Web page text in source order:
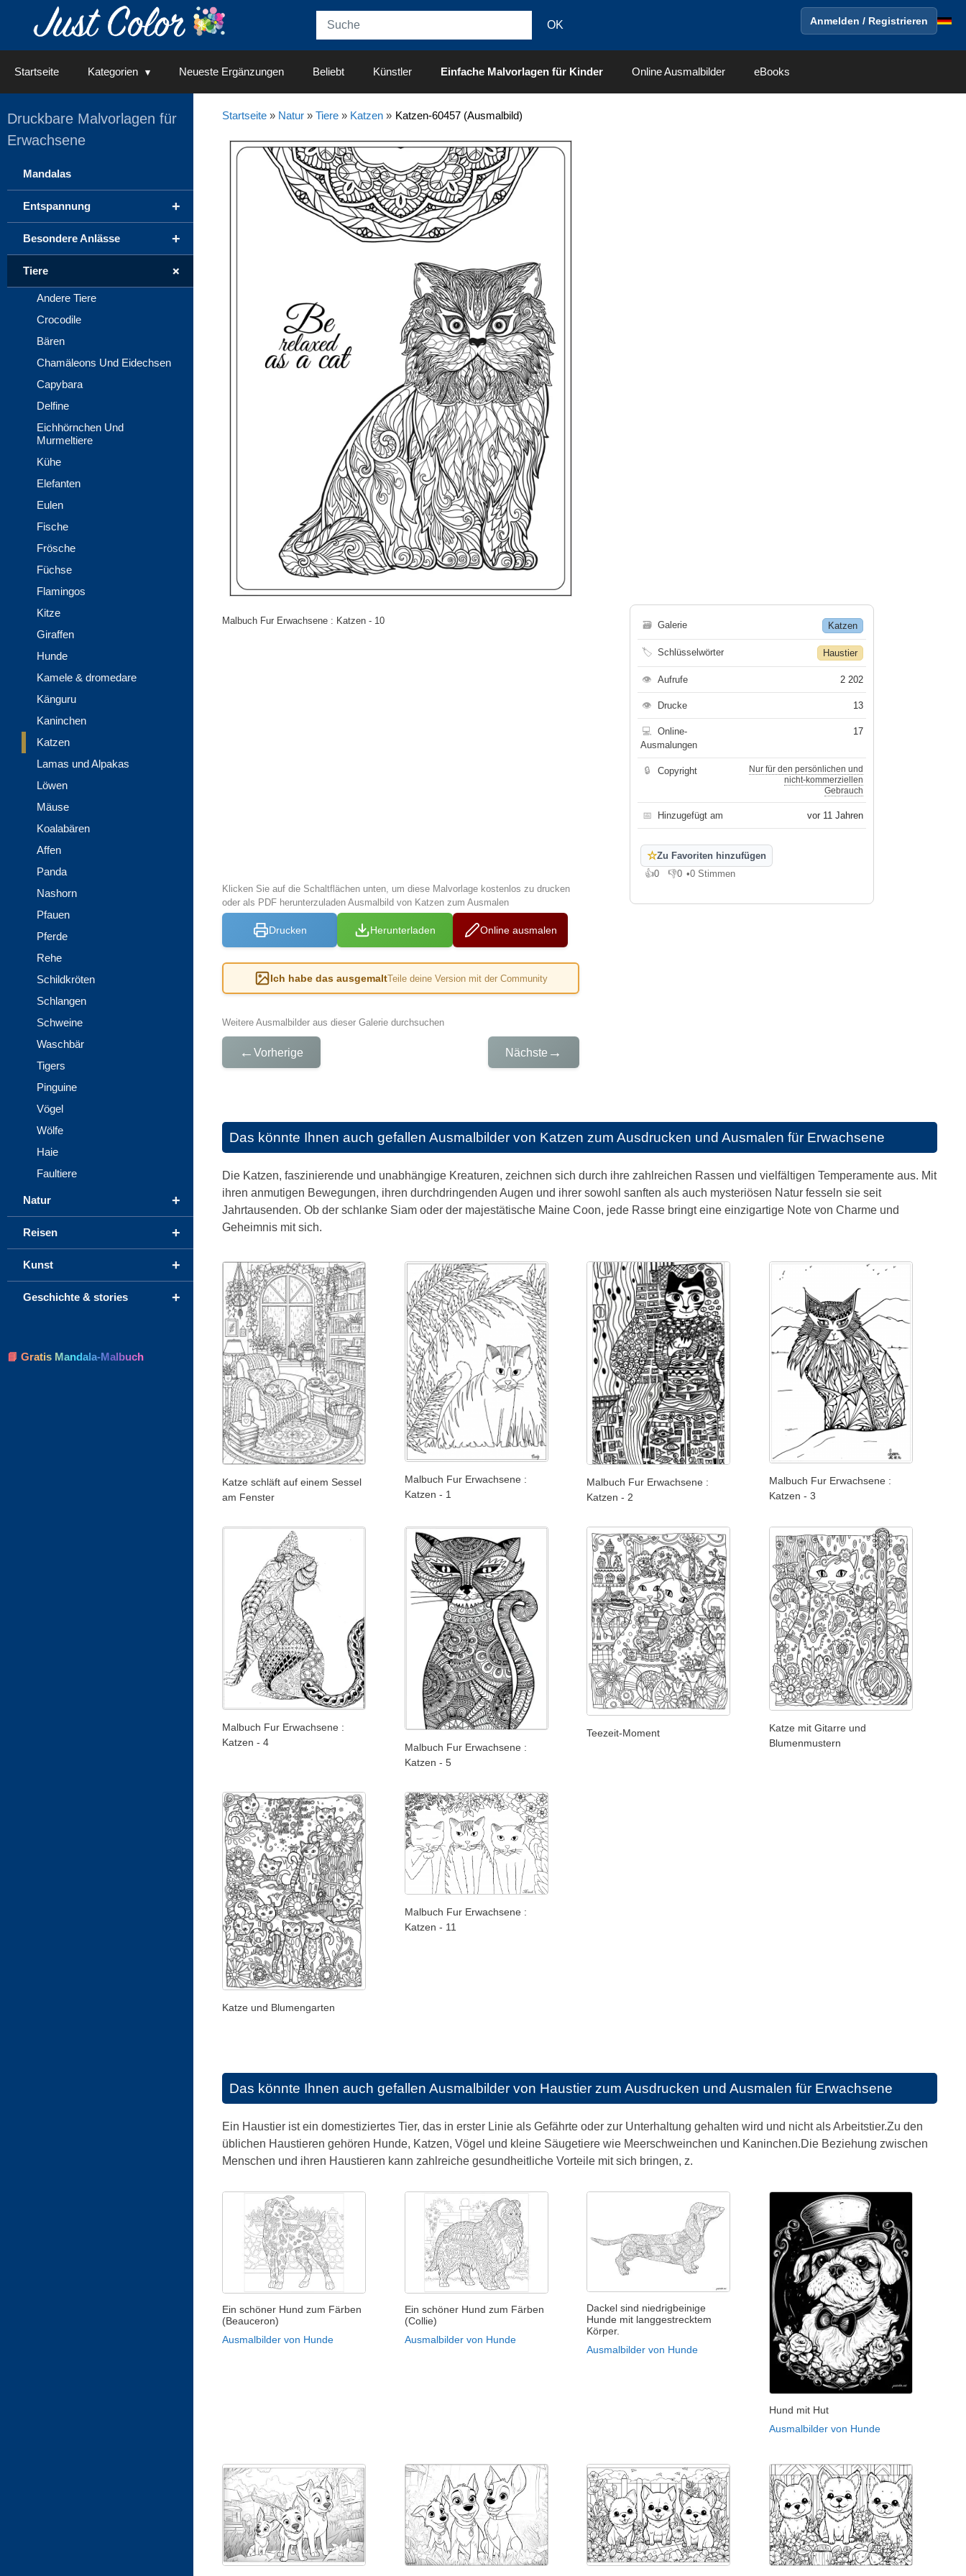
Anmelden / Registrieren
Startseite Kategorien Neueste Ergänzungen Beliebt Künstler Einfache Malvorlagen für Kinder Online Ausmalbilder eBooks
Startseite» Natur» Tiere» Katzen» Katzen-60457 (Ausmalbild)
Malbuch Fur Erwachsene : Katzen - 10
Klicken Sie auf die Schaltflächen unten, um diese Malvorlage kostenlos zu drucken
oder als PDF herunterzuladen Ausmalbild von Katzen zum Ausmalen
Drucken Herunterladen Online ausmalen
Ich habe das ausgemaltTeile deine Version mit der Community
Weitere Ausmalbilder aus dieser Galerie durchsuchen
← Vorherige Nächste →
🗃 Galerie Katzen
🏷 Schlüsselwörter Haustier
👁 Aufrufe 2 202
👁 Drucke 13
💻
Online-
Ausmalungen
17
🔒 Copyright
Nur für den persönlichen und
nicht-kommerziellen
Gebrauch
📅 Hinzugefügt am vor 11 Jahren
☆Zu Favoriten hinzufügen
👍0
Gefällt mir
👎0
Gefällt mir nicht
•0 Stimmen
Das könnte Ihnen auch gefallen Ausmalbilder von Katzen zum Ausdrucken und Ausmalen für Erwachsene
Die Katzen, faszinierende und unabhängige Kreaturen, zeichnen sich durch ihre zahlreichen Rassen und vielfältigen Temperamente aus. Mit
ihren anmutigen Bewegungen, ihren durchdringenden Augen und ihrer sowohl sanften als auch mysteriösen Natur fesseln sie seit
Jahrtausenden. Ob der schlanke Siam oder der majestätische Maine Coon, jede Rasse bringt eine einzigartige Note von Charme und
Geheimnis mit sich.
Katze schläft auf einem Sessel
am Fenster
Malbuch Fur Erwachsene :
Katzen - 1
Malbuch Fur Erwachsene :
Katzen - 2
Malbuch Fur Erwachsene :
Katzen - 3
Malbuch Fur Erwachsene :
Katzen - 4
Malbuch Fur Erwachsene :
Katzen - 5
Teezeit-Moment
Katze mit Gitarre und
Blumenmustern
Katze und Blumengarten
Malbuch Fur Erwachsene :
Katzen - 11
Das könnte Ihnen auch gefallen Ausmalbilder von Haustier zum Ausdrucken und Ausmalen für Erwachsene
Ein Haustier ist ein domestiziertes Tier, das in erster Linie als Gefährte oder zur Unterhaltung gehalten wird und nicht als Arbeitstier.Zu den
üblichen Haustieren gehören Hunde, Katzen, Vögel und kleine Säugetiere wie Meerschweinchen und Kaninchen.Die Beziehung zwischen
Menschen und ihren Haustieren kann zahlreiche gesundheitliche Vorteile mit sich bringen, z.
Ein schöner Hund zum Färben
(Beauceron)
Ausmalbilder von Hunde
Ein schöner Hund zum Färben
(Collie)
Ausmalbilder von Hunde
Dackel sind niedrigbeinige
Hunde mit langgestrecktem
Körper.
Ausmalbilder von Hunde
Hund mit Hut
Ausmalbilder von Hunde
Druckbare Malvorlagen für
Erwachsene
Mandalas
+
Entspannung
+
Besondere Anlässe
+
Tiere
Andere Tiere
Crocodile
Bären
Chamäleons Und Eidechsen
Capybara
Delfine
Eichhörnchen Und
Murmeltiere
Kühe
Elefanten
Eulen
Fische
Frösche
Füchse
Flamingos
Kitze
Giraffen
Hunde
Kamele & dromedare
Känguru
Kaninchen
Katzen
Lamas und Alpakas
Löwen
Mäuse
Koalabären
Affen
Panda
Nashorn
Pfauen
Pferde
Rehe
Schildkröten
Schlangen
Schweine
Waschbär
Tigers
Pinguine
Vögel
Wölfe
Haie
Faultiere
+
Natur
+
Reisen
+
Kunst
+
Geschichte & stories
📘 Gratis Mandala-Malbuch